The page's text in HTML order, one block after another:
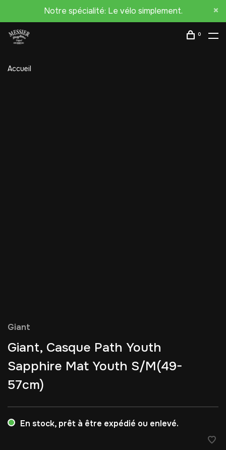
Notre spécialité: Le vélo simplement.
0
Accueil
Giant
Giant, Casque Path Youth
Sapphire Mat Youth S/M(49-
57cm)
En stock, prêt à être expédié ou enlevé.